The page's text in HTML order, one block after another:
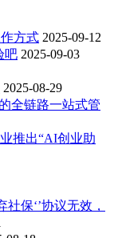
方式 2025-09-12
吧 2025-09-03
2025-08-29
全链路一站式管
推出“AI创业助
保‘’协议无效，